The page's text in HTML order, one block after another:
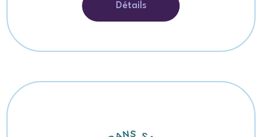
Détails